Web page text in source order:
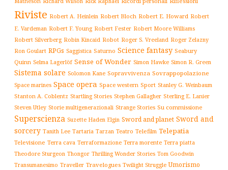
Riviste Robert A. Heinlein Robert Bloch Robert E. Howard Robert
E. Vardeman Robert F. Young Robert Fester Robert Moore Williams
Robert Silverberg Robin Kincaid Robot Roger S. Vreeland Roger Zelazny
Ron Goulart RPGs Saggistica Saturno Science fantasy Seabury
Quinn Selma Lagerlöf Sense of Wonder Simon Hawke Simon R. Green
Sistema solare Solomon Kane Sopravvivenza Sovrappopolazione
Space marines Space opera Space western Sport Stanley G. Weinbaum
Stanton A. Coblentz Startling Stories Stephen Gallagher Sterling E. Lanier
Steven Utley Storie multigenerazionali Strange Stories Su commissione
Superscienza Suzette Haden Elgin Sword and planet Sword and
sorcery Tanith Lee Tartaria Tarzan Teatro Telefilm Telepatia
Televisione Terra cava Terraformazione Terra morente Terra piatta
Theodore Sturgeon Thongor Thrilling Wonder Stories Tom Goodwin
Transumanesimo Traveller Travelogues Twilight Struggle Umorismo